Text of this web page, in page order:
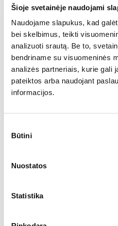
Šioje svetainėje naudojami
Naudojame slapukus, kad
bei skelbimus, teikti
analizuoti srautą. Be to,
bendriname su visuomeninės
analizės partneriais, kurie gali
pateiktos arba naudojant
informacijos.
pasirinkimas
Būtini
Nuostatos
Statistika
Techniniai duomenys
Siekis
Industrinis ekskavatorius